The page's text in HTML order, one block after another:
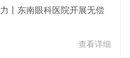
丨东南眼科医院开展无偿
查看详细